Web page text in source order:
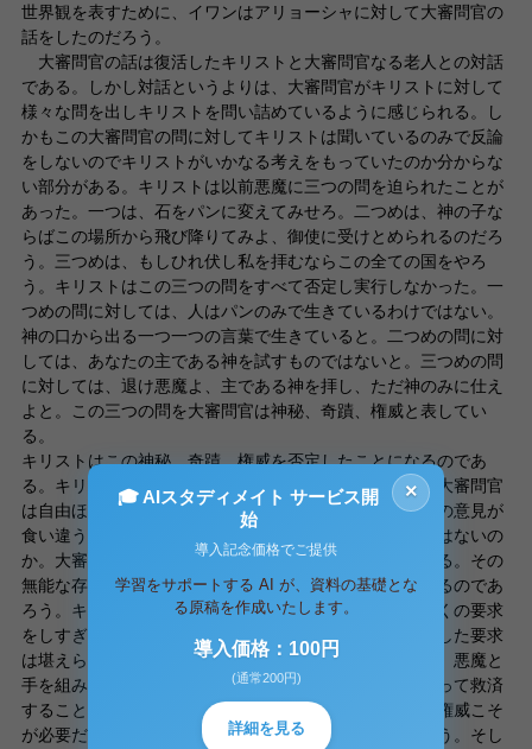
世界観を表すために、イワンはアリョーシャに対して大審問官の
話をしたのだろう。
大審問官の話は復活したキリストと大審問官なる老人との対話
である。しかし対話というよりは、大審問官がキリストに対して
様々な問を出しキリストを問い詰めているように感じられる。し
かもこの大審問官の問に対してキリストは聞いているのみで反論
をしないのでキリストがいかなる考えをもっていたのか分からな
い部分がある。キリストは以前悪魔に三つの問を迫られたことが
あった。一つは、石をパンに変えてみせろ。二つめは、神の子な
らばこの場所から飛び降りてみよ、御使に受けとめられるのだろ
う。三つめは、もしひれ伏し私を拝むならこの全ての国をやろ
う。キリストはこの三つの問をすべて否定し実行しなかった。一
つめの問に対しては、人はパンのみで生きているわけではない。
神の口から出る一つ一つの言葉で生きていると。二つめの問に対
しては、あなたの主である神を試すものではないと。三つめの問
に対しては、退け悪魔よ、主である神を拝し、ただ神のみに仕え
よと。この三つの問を大審問官は神秘、奇蹟、権威と表してい
る。
キリストはこの神秘、奇蹟、権威を否定したことになるのであ
る。キリストはこれらの問を退け人に自由を与えたが、大審問官
は自由ほど耐え難いものはないと言っている。この両者の意見が
食い違うのは人という存在の見方、考え方が違うからではないの
か。大審問官は人を無能で卑しい弱き存在だと考えている。その
無能な存在に自由などを与えても意味が無いと言っているのであ
ろう。キリストは人を尊ぶあまり人に対してあまりに多くの要求
をしすぎた。しかし弱き卑しい人間にはキリストが提示した要求
は堪えられるものではなかった。だからこそ大審問官は、悪魔と
手を組み、弱き卑しい人を罪意識から解放し、パンによって救済
することを主張するのである。この事から奇蹟、神秘、権威こそ
が必要だと大審問官ないしイワンは考えているのであろう。そし
×
🎓 AIスタディメイト サービス開
始
導入記念価格でご提供
学習をサポートする AI が、資料の基礎とな
る原稿を作成いたします。
導入価格：100円
(通常200円)
詳細を見る